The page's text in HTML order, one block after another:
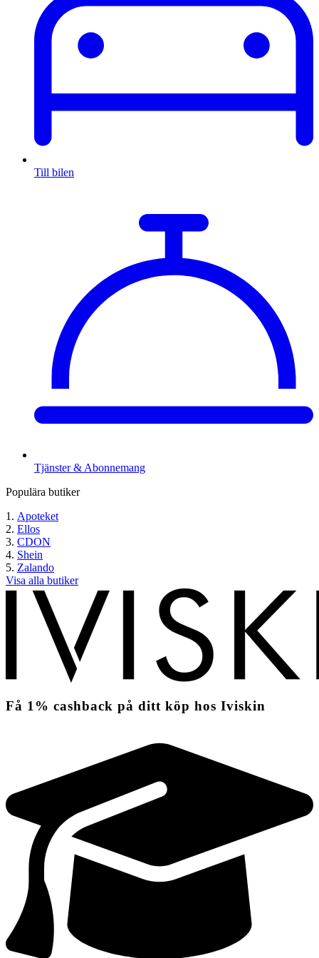
Till bilen
Tjänster & Abonnemang
Populära butiker
Apoteket
Ellos
CDON
Shein
Zalando
Visa alla butiker
Få 1% cashback på ditt köp hos Iviskin